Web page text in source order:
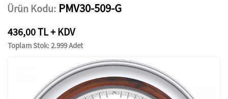
Ürün Kodu: PMV30-509-G
436,00 TL + KDV
Toplam Stok: 2.999 Adet